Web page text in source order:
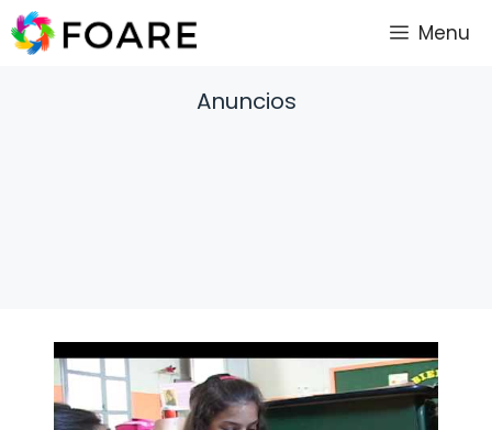
Saltar
al
Menu
Anuncios